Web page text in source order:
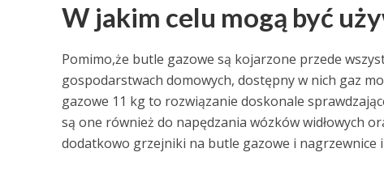
W jakim celu mogą być
Pomimo,że butle gazowe są kojarzone przede
gospodarstwach domowych, dostępny w nich gaz
gazowe 11 kg to rozwiązanie doskonale
są one również do napędzania wózków widłowych
dodatkowo grzejniki na butle gazowe i nagrzewnice